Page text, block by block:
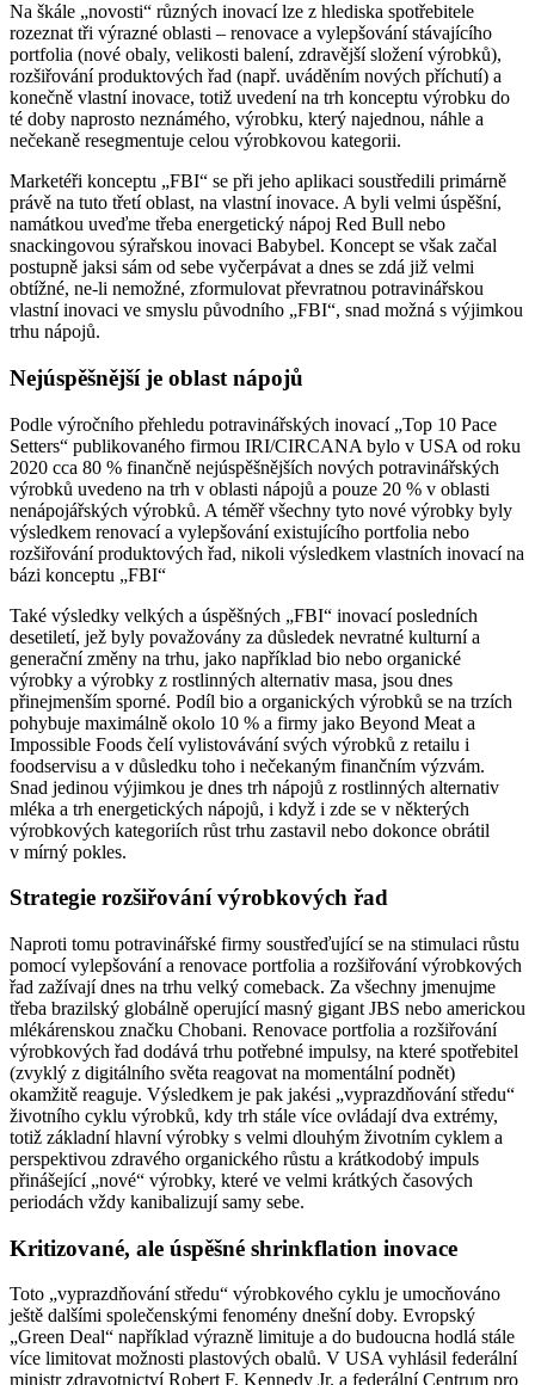
Na škále „novosti“ různých inovací lze z hlediska spotřebitele
rozeznat tři výrazné oblasti – renovace a vylepšování stávajícího
portfolia (nové obaly, velikosti balení, zdravější složení výrobků),
rozšiřování produktových řad (např. uváděním nových příchutí) a
konečně vlastní inovace, totiž uvedení na trh konceptu výrobku do
té doby naprosto neznámého, výrobku, který najednou, náhle a
nečekaně resegmentuje celou výrobkovou kategorii.
Marketéři konceptu „FBI“ se při jeho aplikaci soustředili primárně
právě na tuto třetí oblast, na vlastní inovace. A byli velmi úspěšní,
namátkou uveďme třeba energetický nápoj Red Bull nebo
snackingovou sýrařskou inovaci Babybel. Koncept se však začal
postupně jaksi sám od sebe vyčerpávat a dnes se zdá již velmi
obtížné, ne-li nemožné, zformulovat převratnou potravinářskou
vlastní inovaci ve smyslu původního „FBI“, snad možná s výjimkou
trhu nápojů.
Nejúspěšnější je oblast nápojů
Podle výročního přehledu potravinářských inovací „Top 10 Pace
Setters“ publikovaného firmou IRI/CIRCANA bylo v USA od roku
2020 cca 80 % finančně nejúspěšnějších nových potravinářských
výrobků uvedeno na trh v oblasti nápojů a pouze 20 % v oblasti
nenápojářských výrobků. A téměř všechny tyto nové výrobky byly
výsledkem renovací a vylepšování existujícího portfolia nebo
rozšiřování produktových řad, nikoli výsledkem vlastních inovací na
bázi konceptu „FBI“
Také výsledky velkých a úspěšných „FBI“ inovací posledních
desetiletí, jež byly považovány za důsledek nevratné kulturní a
generační změny na trhu, jako například bio nebo organické
výrobky a výrobky z rostlinných alternativ masa, jsou dnes
přinejmenším sporné. Podíl bio a organických výrobků se na trzích
pohybuje maximálně okolo 10 % a firmy jako Beyond Meat a
Impossible Foods čelí vylistovávání svých výrobků z retailu i
foodservisu a v důsledku toho i nečekaným finančním výzvám.
Snad jedinou výjimkou je dnes trh nápojů z rostlinných alternativ
mléka a trh energetických nápojů, i když i zde se v některých
výrobkových kategoriích růst trhu zastavil nebo dokonce obrátil
v mírný pokles.
Strategie rozšiřování výrobkových řad
Naproti tomu potravinářské firmy soustřeďující se na stimulaci růstu
pomocí vylepšování a renovace portfolia a rozšiřování výrobkových
řad zažívají dnes na trhu velký comeback. Za všechny jmenujme
třeba brazilský globálně operující masný gigant JBS nebo americkou
mlékárenskou značku Chobani. Renovace portfolia a rozšiřování
výrobkových řad dodává trhu potřebné impulsy, na které spotřebitel
(zvyklý z digitálního světa reagovat na momentální podnět)
okamžitě reaguje. Výsledkem je pak jakési „vyprazdňování středu“
životního cyklu výrobků, kdy trh stále více ovládají dva extrémy,
totiž základní hlavní výrobky s velmi dlouhým životním cyklem a
perspektivou zdravého organického růstu a krátkodobý impuls
přinášející „nové“ výrobky, které ve velmi krátkých časových
periodách vždy kanibalizují samy sebe.
Kritizované, ale úspěšné shrinkflation inovace
Toto „vyprazdňování středu“ výrobkového cyklu je umocňováno
ještě dalšími společenskými fenomény dnešní doby. Evropský
„Green Deal“ například výrazně limituje a do budoucna hodlá stále
více limitovat možnosti plastových obalů. V USA vyhlásil federální
ministr zdravotnictví Robert F. Kennedy Jr. a federální Centrum pro